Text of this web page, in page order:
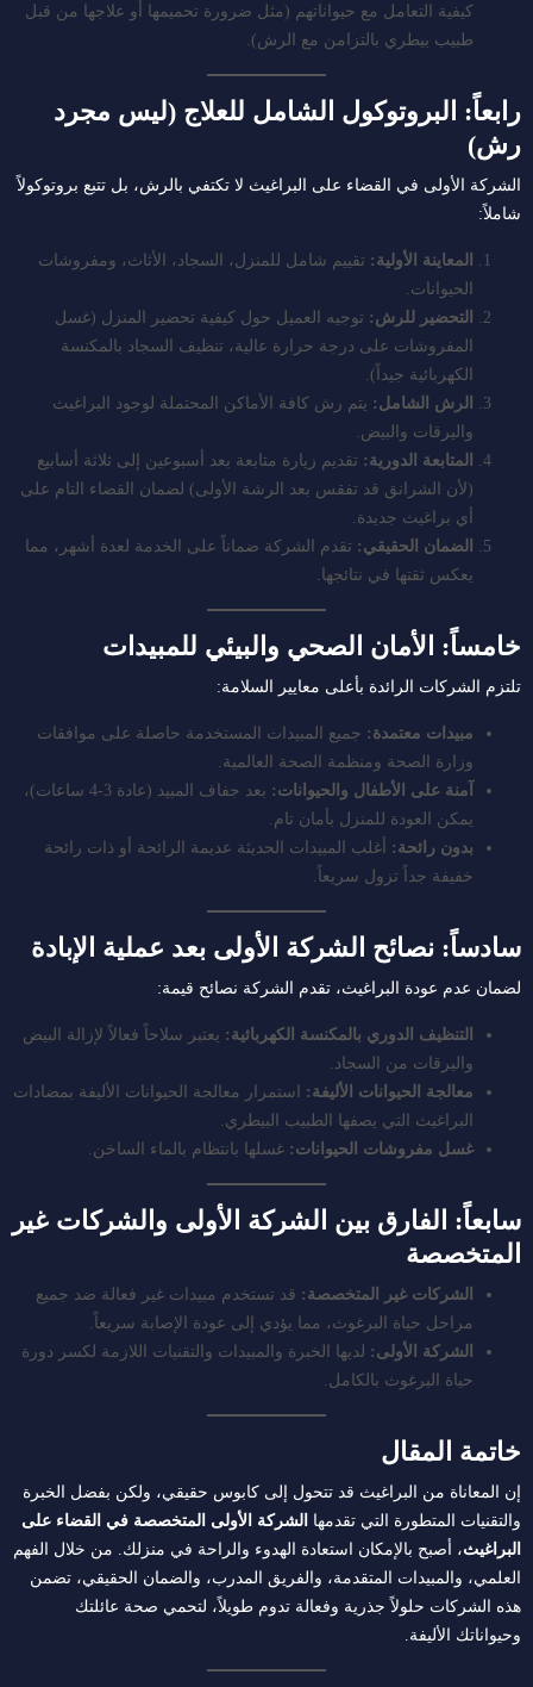
كيفية التعامل مع حيواناتهم (مثل ضرورة تحميمها أو علاجها من قبل
طبيب بيطري بالتزامن مع الرش).
رابعاً: البروتوكول الشامل للعلاج (ليس مجرد
رش)
الشركة الأولى في القضاء على البراغيث لا تكتفي بالرش، بل تتبع بروتوكولاً
شاملاً:
المعاينة الأولية: تقييم شامل للمنزل، السجاد، الأثاث، ومفروشات
الحيوانات.
التحضير للرش: توجيه العميل حول كيفية تحضير المنزل (غسل
المفروشات على درجة حرارة عالية، تنظيف السجاد بالمكنسة
الكهربائية جيداً).
الرش الشامل: يتم رش كافة الأماكن المحتملة لوجود البراغيث
واليرقات والبيض.
المتابعة الدورية: تقديم زيارة متابعة بعد أسبوعين إلى ثلاثة أسابيع
(لأن الشرانق قد تفقس بعد الرشة الأولى) لضمان القضاء التام على
أي براغيث جديدة.
الضمان الحقيقي: تقدم الشركة ضماناً على الخدمة لعدة أشهر، مما
يعكس ثقتها في نتائجها.
خامساً: الأمان الصحي والبيئي للمبيدات
تلتزم الشركات الرائدة بأعلى معايير السلامة:
مبيدات معتمدة: جميع المبيدات المستخدمة حاصلة على موافقات
وزارة الصحة ومنظمة الصحة العالمية.
آمنة على الأطفال والحيوانات:
بعد جفاف المبيد (عادة 3-4 ساعات)،
يمكن العودة للمنزل بأمان تام.
بدون رائحة: أغلب المبيدات الحديثة عديمة الرائحة أو ذات رائحة
خفيفة جداً تزول سريعاً.
سادساً: نصائح الشركة الأولى بعد عملية الإبادة
لضمان عدم عودة البراغيث، تقدم الشركة نصائح قيمة:
التنظيف الدوري بالمكنسة الكهربائية: يعتبر سلاحاً فعالاً لإزالة البيض
واليرقات من السجاد.
معالجة الحيوانات الأليفة: استمرار معالجة الحيوانات الأليفة بمضادات
البراغيث التي يصفها الطبيب البيطري.
غسل مفروشات الحيوانات: غسلها بانتظام بالماء الساخن.
سابعاً: الفارق بين الشركة الأولى والشركات غير
المتخصصة
الشركات غير المتخصصة: قد تستخدم مبيدات غير فعالة ضد جميع
مراحل حياة البرغوث، مما يؤدي إلى عودة الإصابة سريعاً.
الشركة الأولى: لديها الخبرة والمبيدات والتقنيات اللازمة لكسر دورة
حياة البرغوث بالكامل.
خاتمة المقال
إن المعاناة من البراغيث قد تتحول إلى كابوس حقيقي، ولكن بفضل الخبرة
والتقنيات المتطورة التي تقدمها الشركة الأولى المتخصصة في القضاء على
البراغيث، أصبح بالإمكان استعادة الهدوء والراحة في منزلك. من خلال الفهم
العلمي، والمبيدات المتقدمة، والفريق المدرب، والضمان الحقيقي، تضمن
هذه الشركات حلولاً جذرية وفعالة تدوم طويلاً، لتحمي صحة عائلتك
وحيواناتك الأليفة.